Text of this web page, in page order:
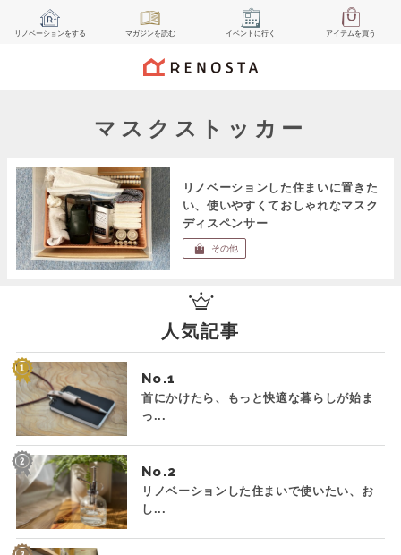
リノベーションをする マガジンを読む イベント に行く アイテムを買う
マスクストッカー
リノベーションした住まいに置きた
い、使いやすくておしゃれなマスク
ディスペンサー
その他
人気記事
No.
首にかけたら、もっと快適な暮らしが始ま
っ...
No.
リノベーションした住まいで使いたい、お
し...